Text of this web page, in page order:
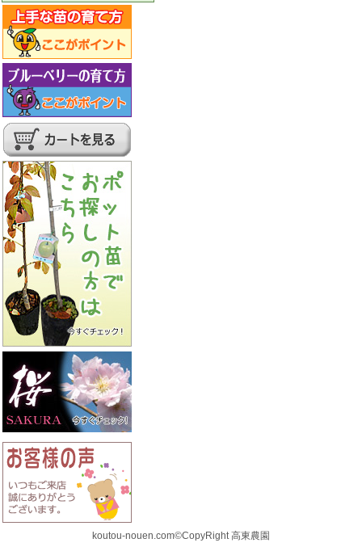
koutou-nouen.com©CopyRight 高東農園